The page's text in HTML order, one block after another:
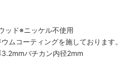
ッド※ニッケル不使用
ムコーティングを施しております。
バチカン内径2mm